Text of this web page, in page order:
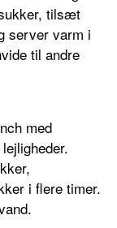
tilsæt
server varm i
til andre
med
i flere timer.